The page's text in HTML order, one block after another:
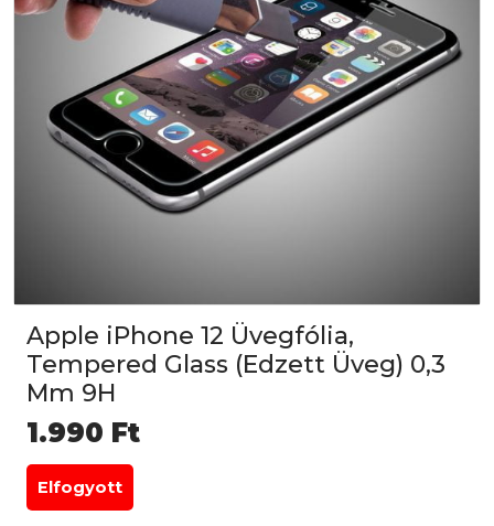
Apple iPhone 12 Üvegfólia,
Tempered Glass (Edzett Üveg) 0,3
Mm 9H
1.990 Ft
Elfogyott